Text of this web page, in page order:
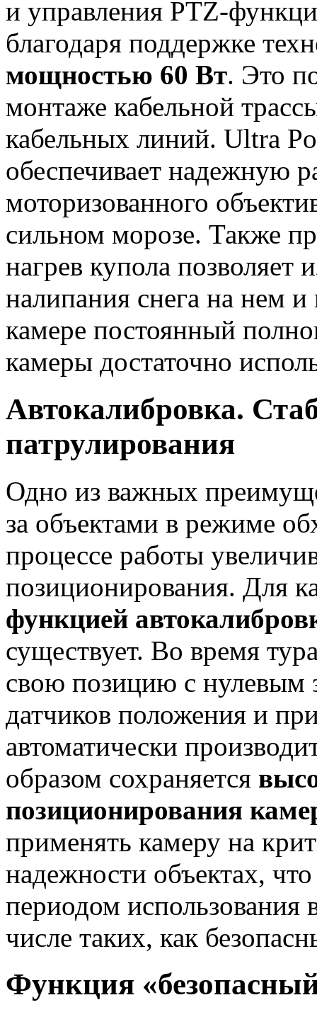
и управления PTZ-
благодаря поддержке
мощностью 60 Вт. Это
монтаже кабельной
кабельных линий. Ultra
обеспечивает надежную
моторизованного
сильном морозе. Также
нагрев купола позволяет
налипания снега на нем и
камере постоянный
камеры достаточно
Автокалибровка.
патрулирования
Одно из важных
за объектами в режиме
процессе работы
позиционирования. Для
функцией
существует. Во время
свою позицию с
датчиков положения и
автоматически
образом сохраняется
позиционирования
применять камеру на
надежности объектах,
периодом использования
числе таких, как
Функция